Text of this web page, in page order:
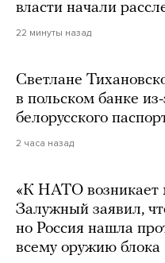
власти начали
22 минуты назад
Светлане
в польском банке
белорусского
2 часа назад
«К НАТО возникает
Залужный заявил,
но Россия нашла
всему оружию блока